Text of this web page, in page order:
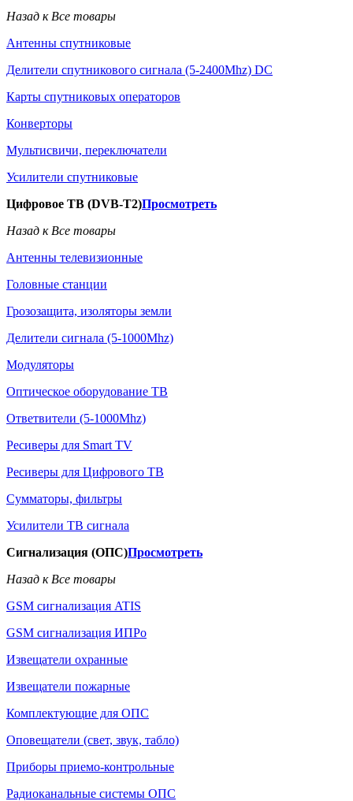
Назад к Все товары
Антенны спутниковые
Делители спутникового сигнала (5-2400Mhz) DC
Карты спутниковых операторов
Конверторы
Мультисвичи, переключатели
Усилители спутниковые
Цифровое ТВ (DVB-T2)Просмотреть
Назад к Все товары
Антенны телевизионные
Головные станции
Грозозащита, изоляторы земли
Делители сигнала (5-1000Mhz)
Модуляторы
Оптическое оборудование ТВ
Ответвители (5-1000Mhz)
Ресиверы для Smart TV
Ресиверы для Цифрового ТВ
Сумматоры, фильтры
Усилители ТВ сигнала
Сигнализация (ОПС)Просмотреть
Назад к Все товары
GSM сигнализация ATIS
GSM сигнализация ИПРо
Извещатели охранные
Извещатели пожарные
Комплектующие для ОПС
Оповещатели (свет, звук, табло)
Приборы приемо-контрольные
Радиоканальные системы ОПС